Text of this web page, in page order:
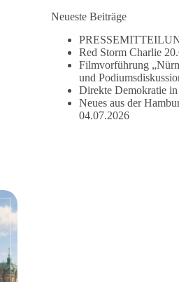
Neueste Beiträge
Red Storm Charlie
Filmvorführung
und
Direkte Demokratie
Neues aus der
04.07.2026